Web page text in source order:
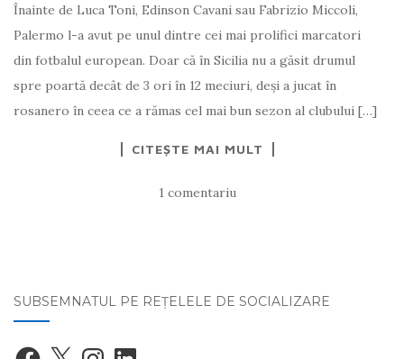
Înainte de Luca Toni, Edinson Cavani sau Fabrizio Miccoli,
Palermo l-a avut pe unul dintre cei mai prolifici marcatori
din fotbalul european. Doar că în Sicilia nu a găsit drumul
spre poartă decât de 3 ori în 12 meciuri, deși a jucat în
rosanero în ceea ce a rămas cel mai bun sezon al clubului […]
CITEȘTE MAI MULT
1 comentariu
SUBSEMNATUL PE REŢELELE DE SOCIALIZARE
Facebook
X InstagramLinkedIn